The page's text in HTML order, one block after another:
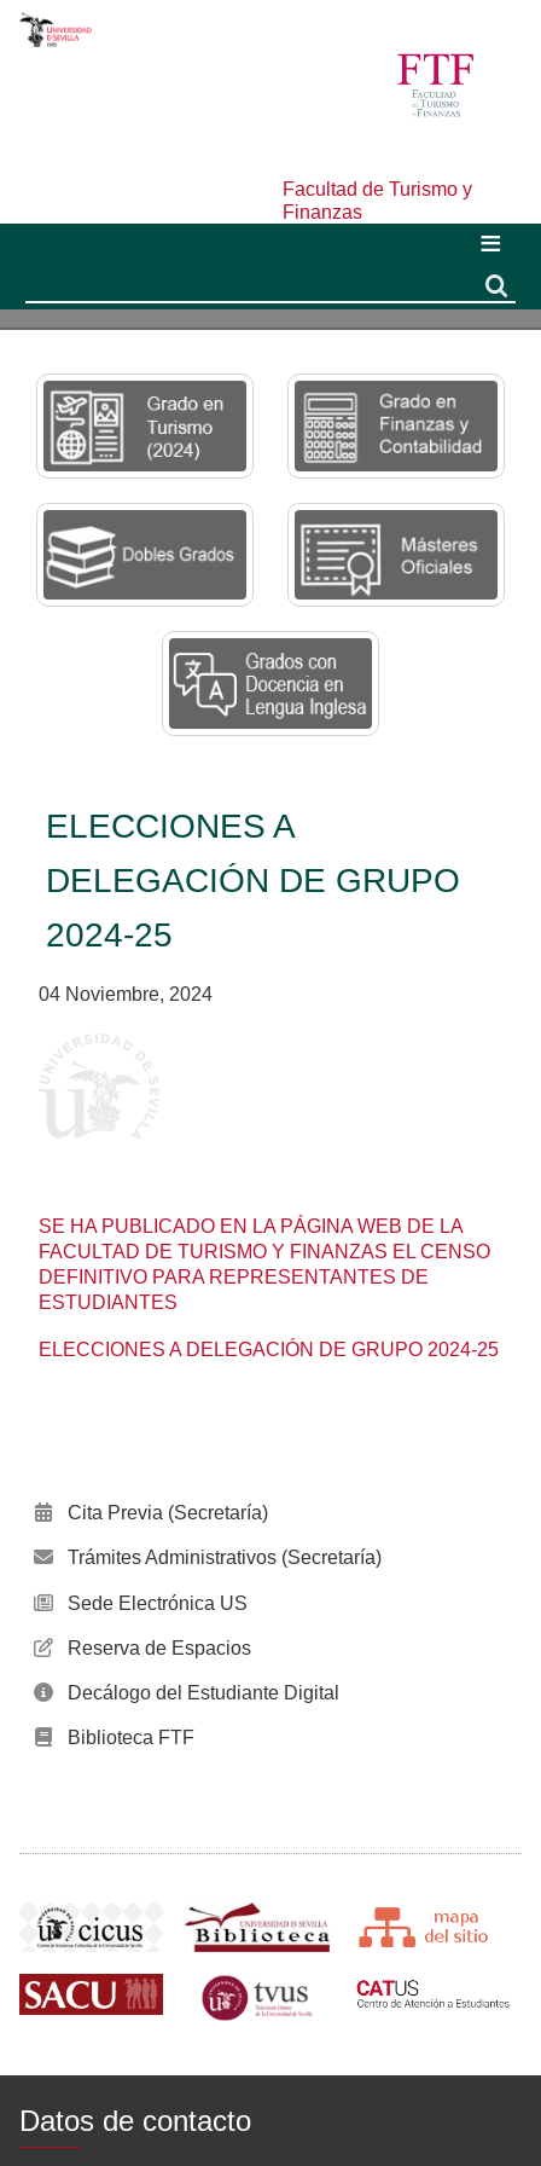
Facultad de Turismo y
Finanzas
ELECCIONES A
DELEGACIÓN DE GRUPO
2024-25
04 Noviembre, 2024
SE HA PUBLICADO EN LA PÁGINA WEB DE LA
FACULTAD DE TURISMO Y FINANZAS EL CENSO
DEFINITIVO PARA REPRESENTANTES DE
ESTUDIANTES
ELECCIONES A DELEGACIÓN DE GRUPO 2024-25
Cita Previa (Secretaría)
Trámites Administrativos (Secretaría)
Sede Electrónica US
Reserva de Espacios
Decálogo del Estudiante Digital
Biblioteca FTF
Datos de contacto